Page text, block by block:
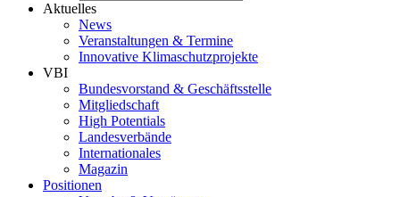
Aktuelles
News
Veranstaltungen & Termine
Innovative Klimaschutzprojekte
VBI
Bundesvorstand & Geschäftsstelle
Mitgliedschaft
High Potentials
Landesverbände
Internationales
Magazin
Positionen